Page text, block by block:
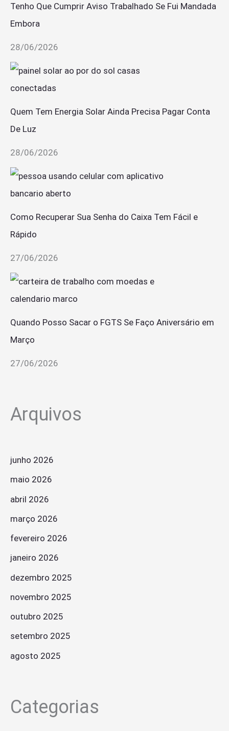
Tenho Que Cumprir Aviso Trabalhado Se Fui Mandada
Embora
28/06/2026
Quem Tem Energia Solar Ainda Precisa Pagar Conta
De Luz
28/06/2026
Como Recuperar Sua Senha do Caixa Tem Fácil e
Rápido
27/06/2026
Quando Posso Sacar o FGTS Se Faço Aniversário em
Março
27/06/2026
Arquivos
junho 2026
maio 2026
abril 2026
março 2026
fevereiro 2026
janeiro 2026
dezembro 2025
novembro 2025
outubro 2025
setembro 2025
agosto 2025
Categorias